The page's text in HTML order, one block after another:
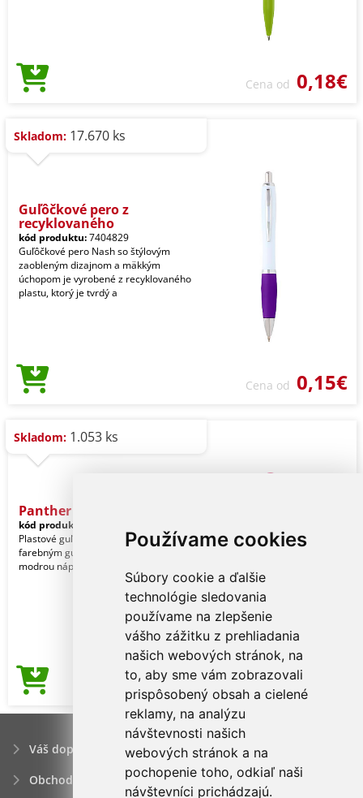
Používame cookies
Súbory cookie a ďalšie
technológie sledovania
používame na zlepšenie
vášho zážitku z prehliadania
našich webových stránok, na
to, aby sme vám zobrazovali
prispôsobený obsah a cielené
reklamy, na analýzu
návštevnosti našich
webových stránok a na
pochopenie toho, odkiaľ naši
návštevníci prichádzajú.
Cena od 0,18€
Skladom: 17.670 ks
Guľôčkové pero z
recyklovaného
kód produktu:7404829
Guľôčkové pero Nash so štýlovým
zaobleným dizajnom a mäkkým
úchopom je vyrobené z recyklovaného
plastu, ktorý je tvrdý a
Cena od 0,15€
Skladom: 1.053 ks
Panther guličkové pero
kód produktu:
Plastové guľôčkové pero s rovnako
farebným gumovým úchopom, s
modrou náplňou.
Cena od 0,11€
Váš dopyt
Obchodné podmienky